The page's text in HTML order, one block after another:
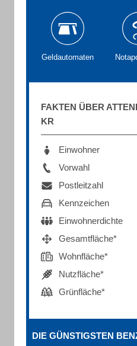
Geldautomaten
FAKTEN ÜBER
KR
Einwohner
Vorwahl
Postleitzahl
Kennzeichen
Einwohnerdichte
Gesamtfläche*
Wohnfläche*
Nutzfläche*
Grünfläche*
DIE GÜNSTIGSTEN